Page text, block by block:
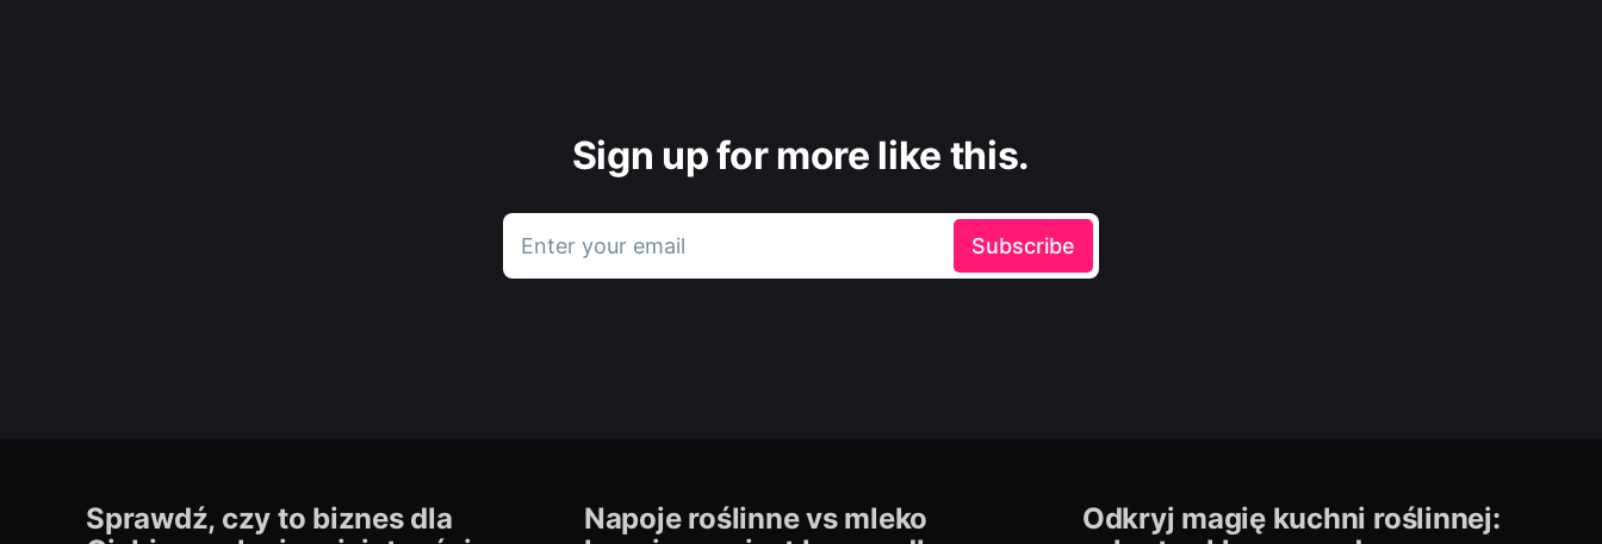
Sign up for more like this.
Enter your email Subscribe
Sprawdź, czy to biznes dla
Napoje roślinne vs mleko
Odkryj magię kuchni roślinnej: